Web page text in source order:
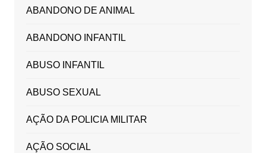
ABANDONO DE ANIMAL
ABANDONO INFANTIL
ABUSO INFANTIL
ABUSO SEXUAL
AÇÃO DA POLICIA MILITAR
AÇÃO SOCIAL